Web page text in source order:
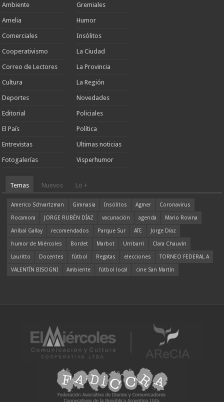
Ambiente
Amelia
Comerciales
Cooperativismo
Correo de Lectores
Cultura
Deportes
Editorial
El País
Entrevistas
Fotogalerías
Gremiales
Humor
Insólitos
La Ciudad
La Provincia
La Región
Novedades
Policiales
Política
Ultimas noticias
Visperhumor
Temas Nuevos Lo +
Americo Schvartzman Gimnasia Insólitos Agmer
Coronavirus
Rocamora
JORGE RUBÉN DÍAZ vacunación agenda
Mario Rovina
Aníbal Gallay
recomendados Parque Sur ATE
Jorge Díaz
humor de Miércoles
Bordet Marbot Urribarri
Clara Chauvín
Lauritto
Docentes fútbol Regatas elecciones
TORNEO FEDERAL A
VALENTÍN BISOGNI
Ambiente fútbol local cine San Martín